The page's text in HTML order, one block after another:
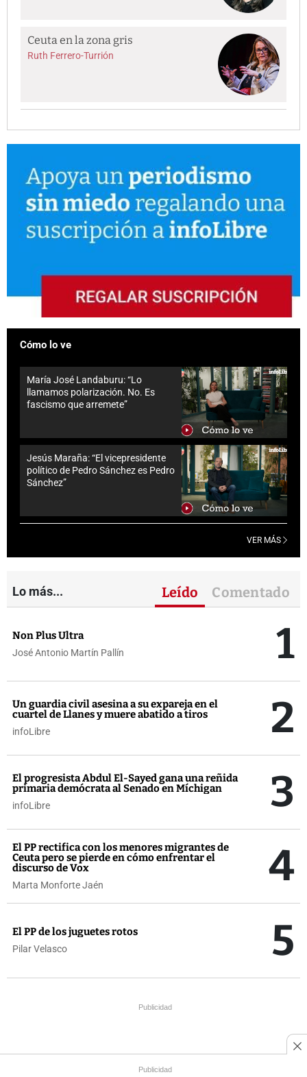
Ceuta en la zona gris
Ruth Ferrero-Turrión
Cómo lo ve
María José Landaburu: “Lo
llamamos polarización. No. Es
fascismo que arremete”
Jesús Maraña: “El vicepresidente
político de Pedro Sánchez es Pedro
Sánchez”
VER MÁS
Lo más... Leído Comentado
Non Plus Ultra
José Antonio Martín Pallín 1
Un guardia civil asesina a su expareja en el
cuartel de Llanes y muere abatido a tiros
infoLibre 2
El progresista Abdul El-Sayed gana una reñida
primaria demócrata al Senado en Míchigan
infoLibre 3
El PP rectifica con los menores migrantes de
Ceuta pero se pierde en cómo enfrentar el
discurso de Vox
Marta Monforte Jaén 4
El PP de los juguetes rotos
Pilar Velasco 5
Publicidad
Publicidad